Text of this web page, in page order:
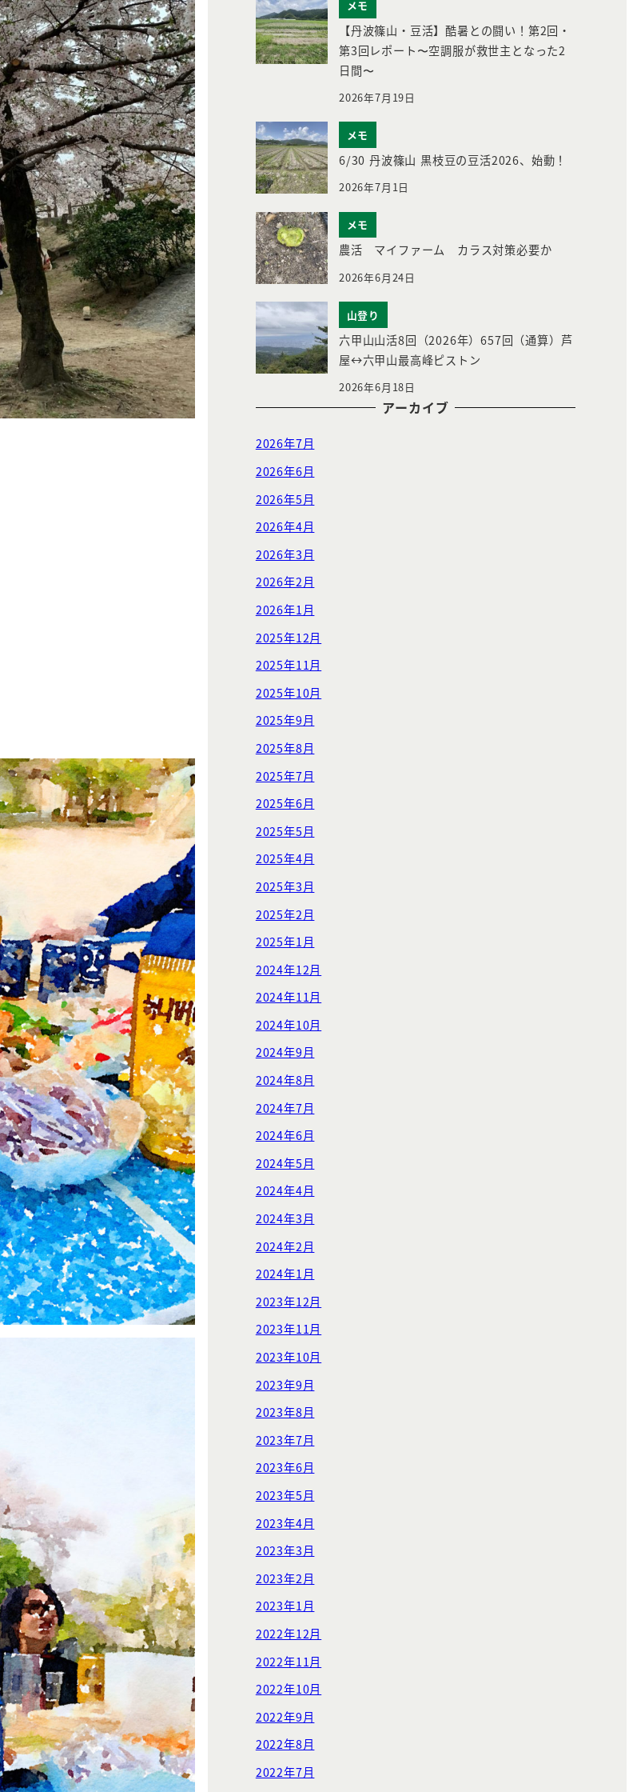
メモ
【丹波篠山・豆活】酷暑との闘い！第2回・
第3回レポート〜空調服が救世主となった2
日間〜
2026年7月19日
メモ
6/30 丹波篠山 黒枝豆の豆活2026、始動！
2026年7月1日
メモ
農活 マイファーム カラス対策必要か
2026年6月24日
山登り
六甲山山活8回（2026年）657回（通算）芦
屋↔︎六甲山最高峰ピストン
2026年6月18日
アーカイブ
2026年7月
2026年6月
2026年5月
2026年4月
2026年3月
2026年2月
2026年1月
2025年12月
2025年11月
2025年10月
2025年9月
2025年8月
2025年7月
2025年6月
2025年5月
2025年4月
2025年3月
2025年2月
2025年1月
2024年12月
2024年11月
2024年10月
2024年9月
2024年8月
2024年7月
2024年6月
2024年5月
2024年4月
2024年3月
2024年2月
2024年1月
2023年12月
2023年11月
2023年10月
2023年9月
2023年8月
2023年7月
2023年6月
2023年5月
2023年4月
2023年3月
2023年2月
2023年1月
2022年12月
2022年11月
2022年10月
2022年9月
2022年8月
2022年7月